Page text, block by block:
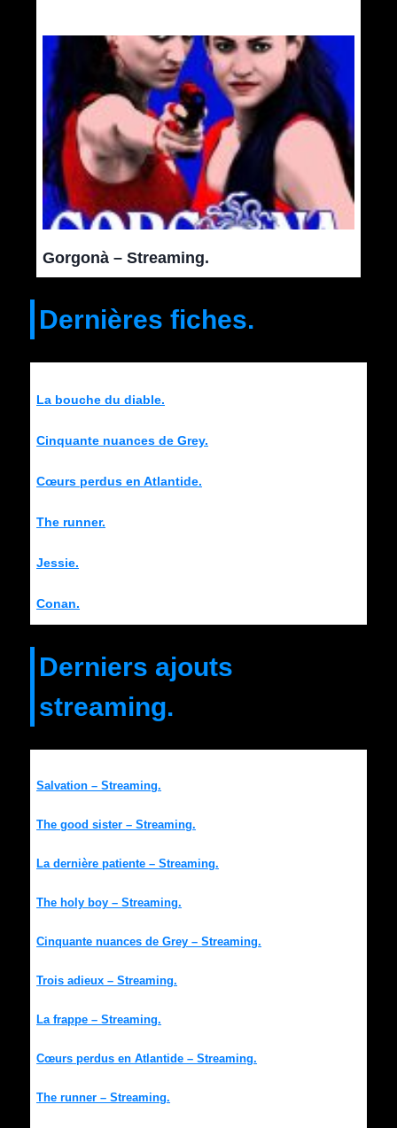
Gorgonà – Streaming.
Dernières fiches.
La bouche du diable.
Cinquante nuances de Grey.
Cœurs perdus en Atlantide.
The runner.
Jessie.
Conan.
Derniers ajouts
streaming.
Salvation – Streaming.
The good sister – Streaming.
La dernière patiente – Streaming.
The holy boy – Streaming.
Cinquante nuances de Grey – Streaming.
Trois adieux – Streaming.
La frappe – Streaming.
Cœurs perdus en Atlantide – Streaming.
The runner – Streaming.